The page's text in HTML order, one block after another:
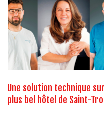
Une solution technique
plus bel hôtel de Saint-